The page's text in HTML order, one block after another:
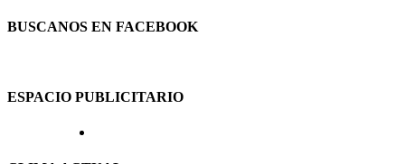
BUSCANOS EN FACEBOOK
ESPACIO PUBLICITARIO